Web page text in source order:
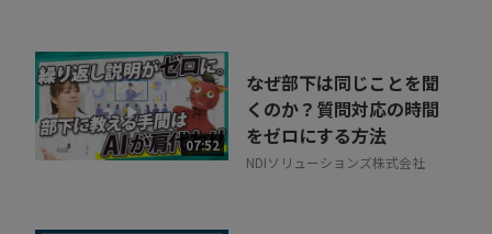
07:52
なぜ部下は同じことを聞
くのか？質問対応の時間
をゼロにする方法
NDIソリューションズ株式会社